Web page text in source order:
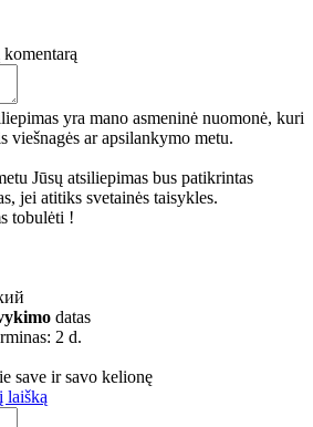
komentarą
yra mano asmeninė nuomonė, kuri
viešnagės ar apsilankymo metu.
Jūsų atsiliepimas bus patikrintas
jei atitiks svetainės taisykles.
tobulėti !
datas
2 d.
save ir savo kelionę
laišką